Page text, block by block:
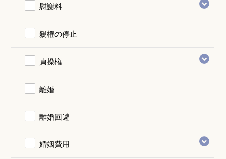
慰謝料
親権の停止
貞操権
離婚
離婚回避
婚姻費用